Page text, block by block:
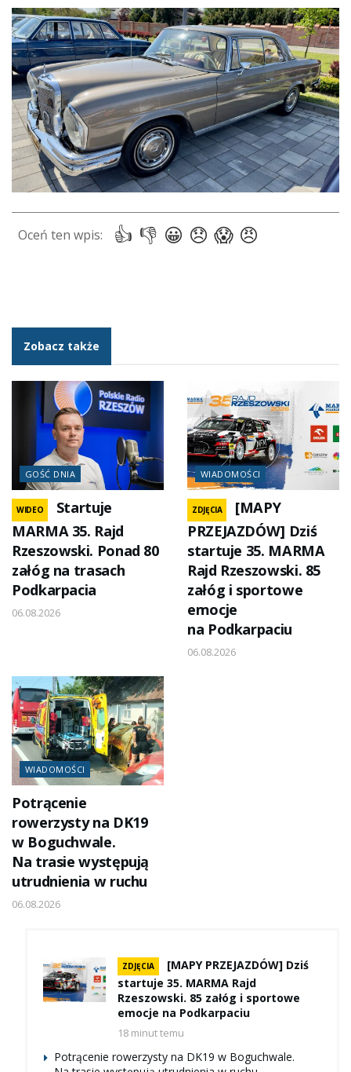
Zobacz także
GOŚĆ DNIA
WIDEO
Startuje
MARMA 35. Rajd
Rzeszowski. Ponad 80
załóg na trasach
Podkarpacia
06.08.2026
WIADOMOŚCI
ZDJĘCIA
[MAPY
PRZEJAZDÓW] Dziś
startuje 35. MARMA
Rajd Rzeszowski. 85
załóg i sportowe
emocje
na Podkarpaciu
06.08.2026
WIADOMOŚCI
Potrącenie
rowerzysty na DK19
w Boguchwale.
Na trasie występują
utrudnienia w ruchu
06.08.2026
ZDJĘCIA
[MAPY PRZEJAZDÓW] Dziś
startuje 35. MARMA Rajd
Rzeszowski. 85 załóg i sportowe
emocje na Podkarpaciu
18 minut temu
Potrącenie rowerzysty na DK19 w Boguchwale.